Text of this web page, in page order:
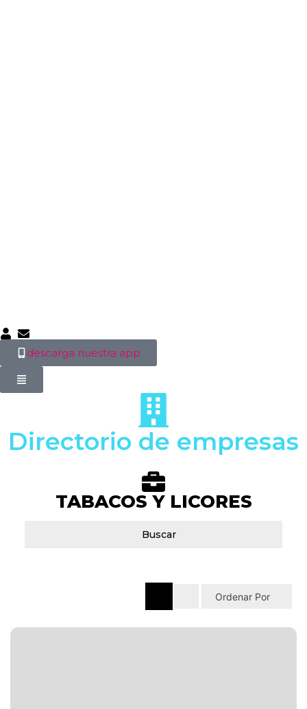
descarga nuestra app
Directorio de empresas
TABACOS Y LICORES
Buscar
Ordenar Por